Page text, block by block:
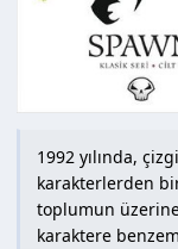
1992 yılında,
karakterlerden
toplumun üzerine
karaktere